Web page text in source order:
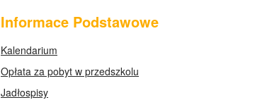
Informace Podstawowe
Kalendarium
Opłata za pobyt w przedszkolu
Jadłospisy